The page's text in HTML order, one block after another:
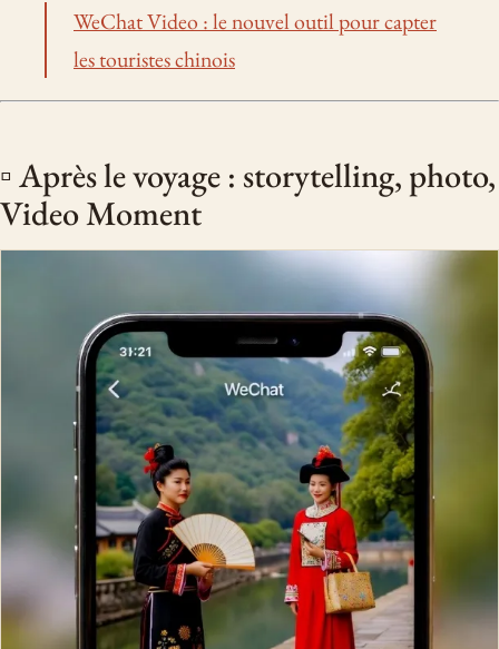
WeChat Video : le nouvel outil pour capter
les touristes chinois
▫️ Après le voyage : storytelling, photo,
Video Moment